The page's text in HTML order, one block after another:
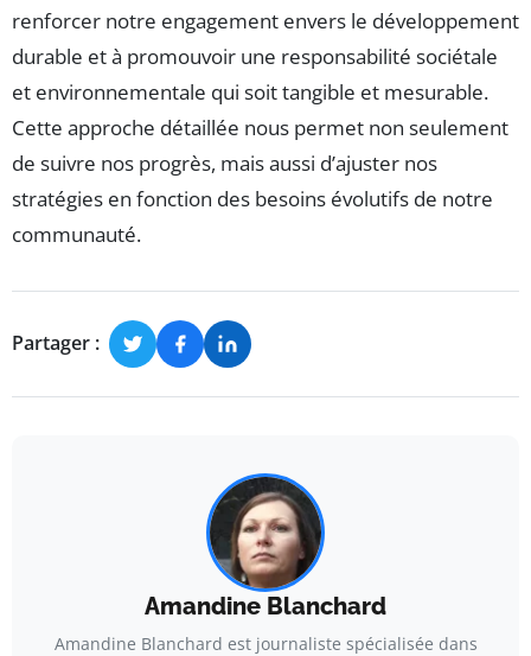
renforcer notre engagement envers le développement
durable et à promouvoir une responsabilité sociétale
et environnementale qui soit tangible et mesurable.
Cette approche détaillée nous permet non seulement
de suivre nos progrès, mais aussi d’ajuster nos
stratégies en fonction des besoins évolutifs de notre
communauté.
Partager :
Amandine Blanchard
Amandine Blanchard est journaliste spécialisée dans